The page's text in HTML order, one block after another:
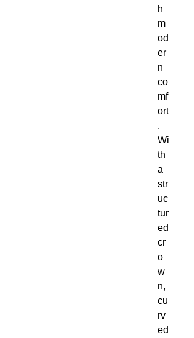
h
m
od
er
n
co
mf
ort
.
Wi
th
a
str
uc
tur
ed
cr
o
w
n,
cu
rv
ed